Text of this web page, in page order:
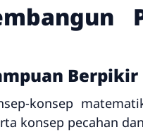
Berpikir
konsep
konsep pecahan